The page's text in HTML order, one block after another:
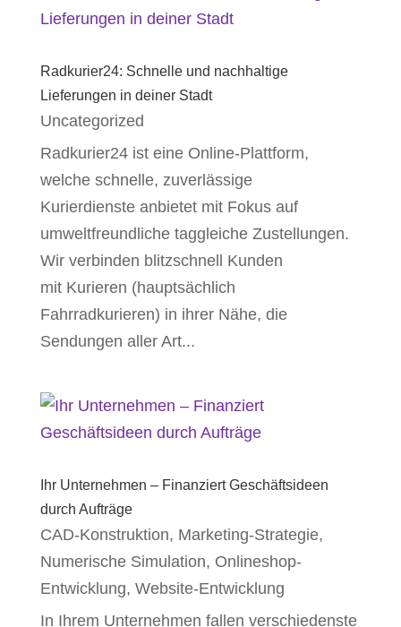
Radkurier24: Schnelle und nachhaltige
Lieferungen in deiner Stadt
Uncategorized
Radkurier24 ist eine Online-Plattform,
welche schnelle, zuverlässige
Kurierdienste anbietet mit Fokus auf
umweltfreundliche taggleiche Zustellungen.
Wir verbinden blitzschnell Kunden
mit Kurieren (hauptsächlich
Fahrradkurieren) in ihrer Nähe, die
Sendungen aller Art...
Ihr Unternehmen – Finanziert Geschäftsideen
durch Aufträge
CAD-Konstruktion, Marketing-Strategie,
Numerische Simulation, Onlineshop-
Entwicklung, Website-Entwicklung
In Ihrem Unternehmen fallen verschiedenste